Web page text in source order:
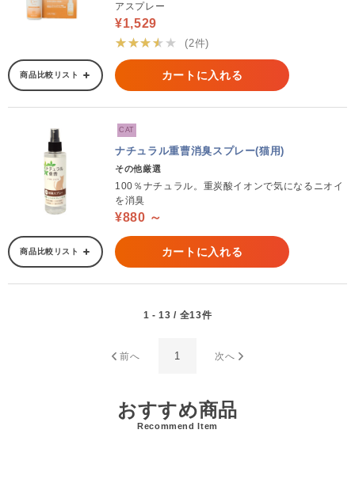
アスプレー
¥1,529
★★★★★
(2件)
商品比較リスト カートに入れる
CAT
ナチュラル重曹消臭スプレー(猫用)
その他厳選
100％ナチュラル。重炭酸イオンで気になるニオイ
を消臭
¥880 ～
商品比較リスト カートに入れる
1 - 13 / 全13件
前へ 1 次へ
おすすめ商品
Recommend Item